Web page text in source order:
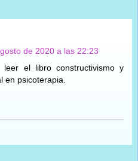
de 2020 a las 22:23
leer el libro constructivismo y
en psicoterapia.